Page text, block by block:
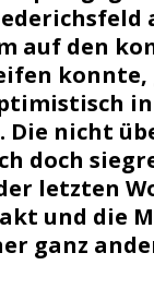
auf den
konnte,
in
Die nicht
doch
letzten
und die
ganz